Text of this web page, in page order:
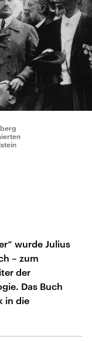
wurde Julius
– zum
der
Das Buch
in die